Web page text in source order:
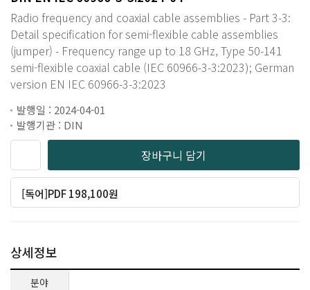
Radio frequency and coaxial cable assemblies - Part 3-3:
Detail specification for semi-flexible cable assemblies
(jumper) - Frequency range up to 18 GHz, Type 50-141
semi-flexible coaxial cable (IEC 60966-3-3:2023); German
version EN IEC 60966-3-3:2023
발행일 : 2024-04-01
발행기관 : DIN
장바구니 담기
[독어]PDF 198,100원
상세정보
분야